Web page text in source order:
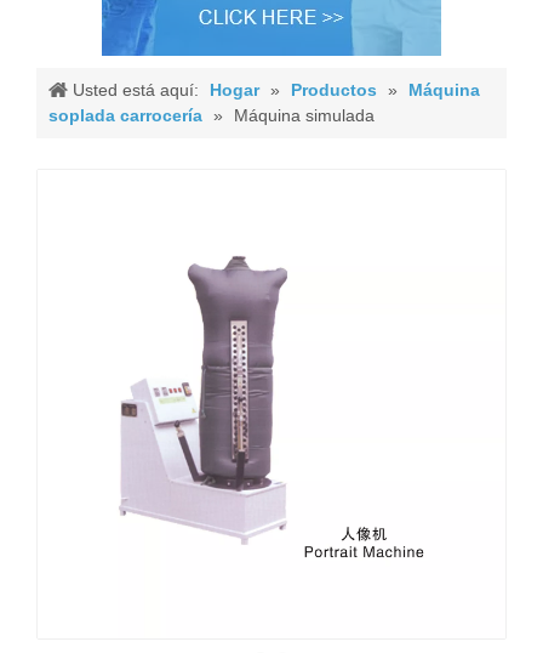
Usted está aquí: Hogar » Productos »
Máquina
soplada carrocería » Máquina simulada